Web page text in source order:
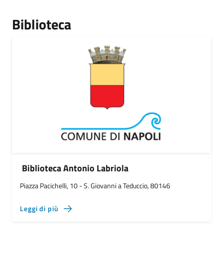
Biblioteca
Biblioteca Antonio Labriola
Piazza Pacichelli, 10 - S. Giovanni a Teduccio, 80146
Leggi di più